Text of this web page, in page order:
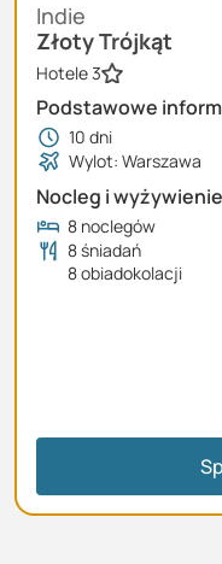
Złoty Trójkąt
Indie
Hotele 3
Podstawowe
10 dni
Wylot: Warszawa
Nocleg i
8 noclegów
8 śniadań
8 obiadokolacji